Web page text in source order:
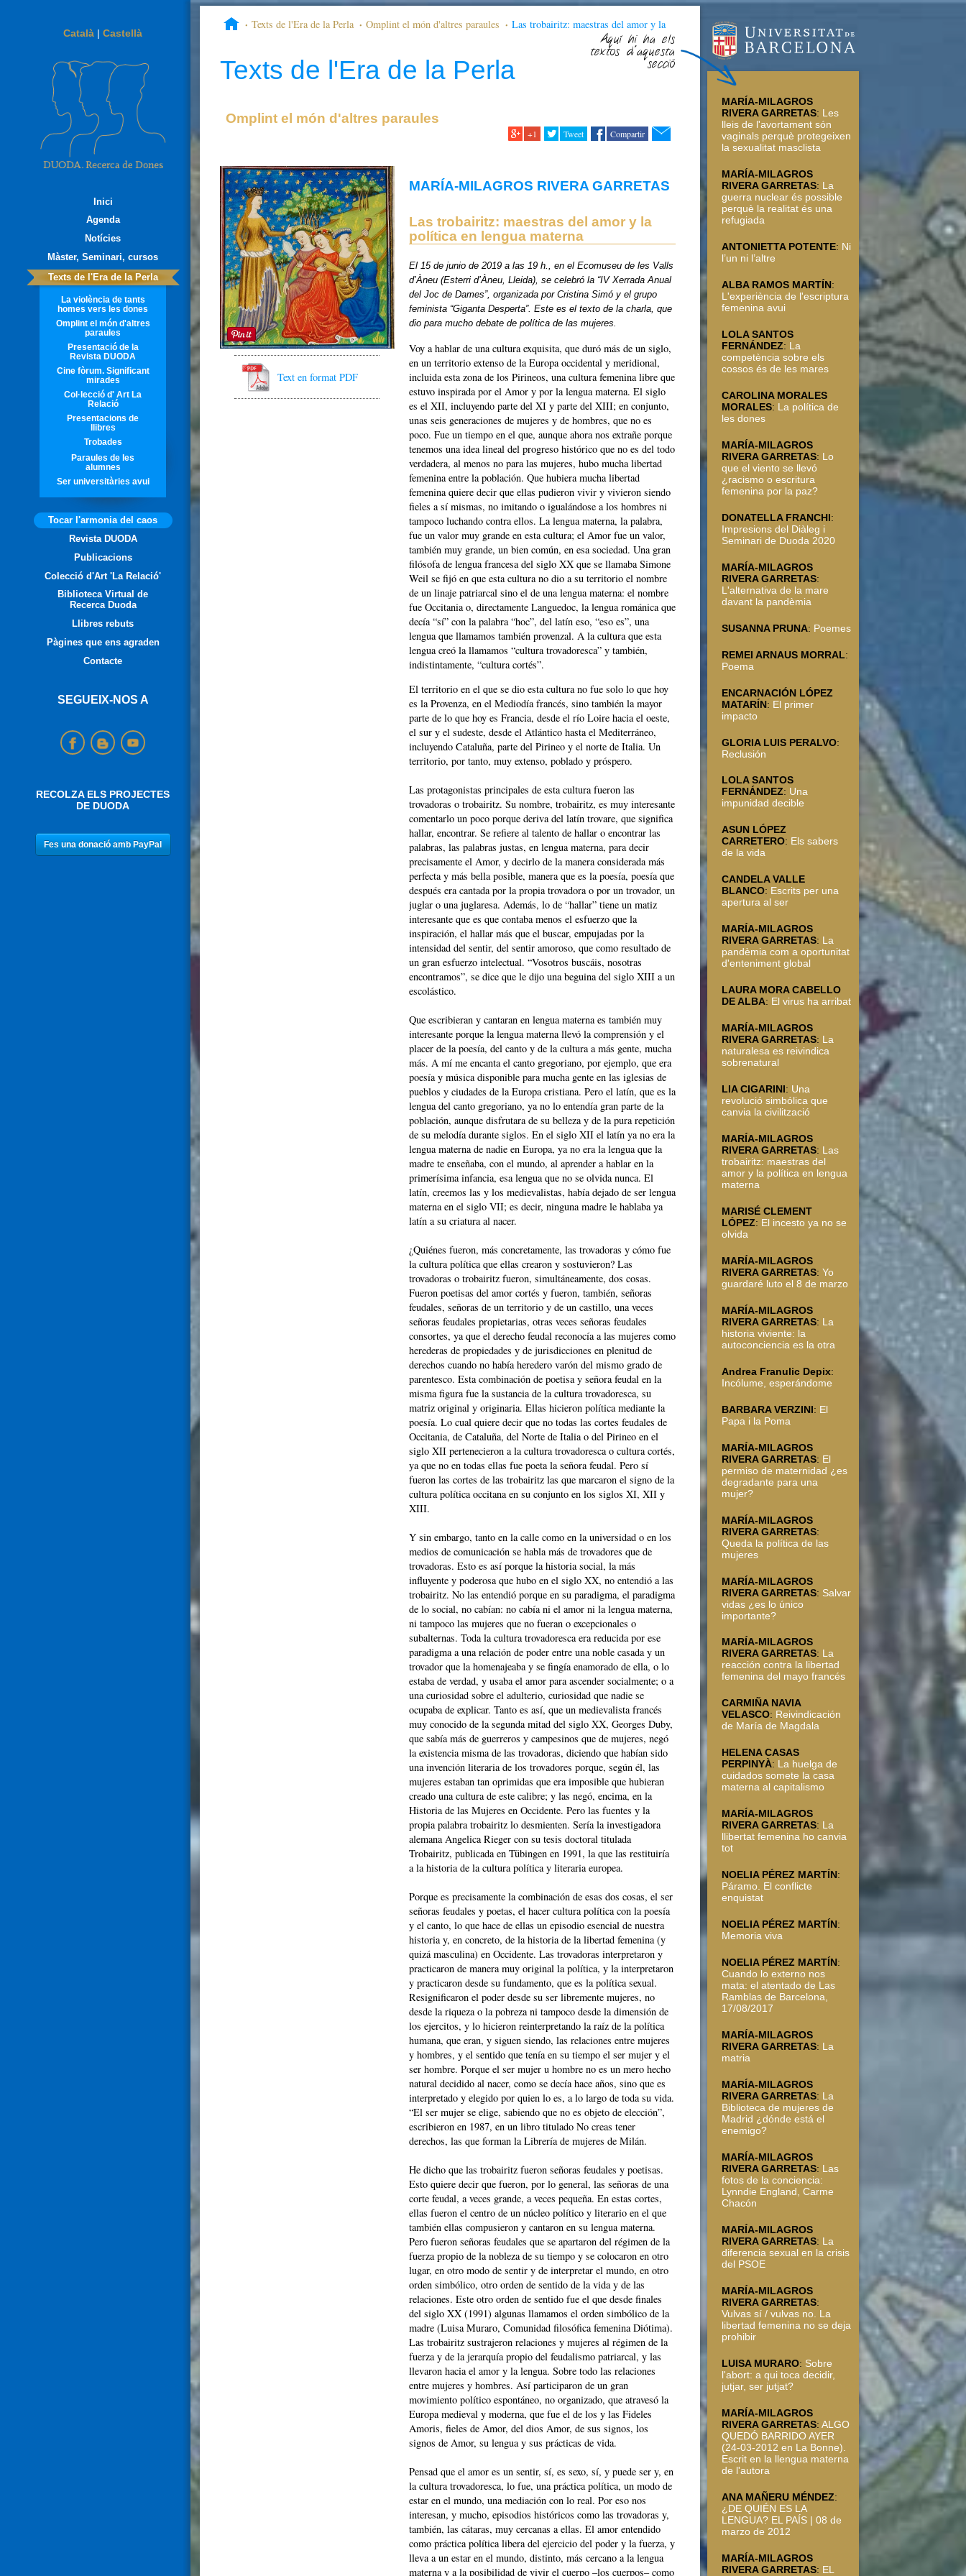
Català |Castellà
Inici
Agenda
Notícies
Màster, Seminari, cursos
Texts de l'Era de la Perla
La violència de tants
homes vers les dones
Omplint el món d'altres
paraules
Presentació de la
Revista DUODA
Cine fòrum. Significant
mirades
Col·lecció d' Art La
Relació
Presentacions de
llibres
Trobades
Paraules de les
alumnes
Ser universitàries avui
Tocar l'armonia del caos
Revista DUODA
Publicacions
Colecció d'Art 'La Relació'
Biblioteca Virtual de
Recerca Duoda
Llibres rebuts
Pàgines que ens agraden
Contacte
SEGUEIX-NOS A
RECOLZA ELS PROJECTES
DE DUODA
Texts de l'Era de la Perla Omplint el món d'altres paraules
Las trobairitz: maestras del amor y la
Aquí hi ha els
textos d'aquesta
secció
Texts de l'Era de la Perla
Omplint el món d'altres paraules
+1 Tweet Compartir
Text en format PDF
MARÍA-MILAGROS RIVERA GARRETAS
Las trobairitz: maestras del amor y la
política en lengua materna
El 15 de junio de 2019 a las 19 h., en el Ecomuseu de les Valls
d’Àneu (Esterri d’Àneu, Lleida), se celebró la “IV Xerrada Anual
del Joc de Dames”, organizada por Cristina Simó y el grupo
feminista “Giganta Desperta”. Este es el texto de la charla, que
dio para mucho debate de política de las mujeres.
Voy a hablar de una cultura exquisita, que duró más de un siglo,
en un territorio extenso de la Europa occidental y meridional,
incluida esta zona de los Pirineos, una cultura femenina libre que
estuvo inspirada por el Amor y por la lengua materna. El siglo
es el XII, incluyendo parte del XI y parte del XIII; en conjunto,
unas seis generaciones de mujeres y de hombres, que no es
poco. Fue un tiempo en el que, aunque ahora nos extrañe porque
tenemos una idea lineal del progreso histórico que no es del todo
verdadera, al menos no para las mujeres, hubo mucha libertad
femenina entre la población. Que hubiera mucha libertad
femenina quiere decir que ellas pudieron vivir y vivieron siendo
fieles a sí mismas, no imitando o igualándose a los hombres ni
tampoco luchando contra ellos. La lengua materna, la palabra,
fue un valor muy grande en esta cultura; el Amor fue un valor,
también muy grande, un bien común, en esa sociedad. Una gran
filósofa de lengua francesa del siglo XX que se llamaba Simone
Weil se fijó en que esta cultura no dio a su territorio el nombre
de un linaje patriarcal sino el de una lengua materna: el nombre
fue Occitania o, directamente Languedoc, la lengua románica que
decía “sí” con la palabra “hoc”, del latín eso, “eso es”, una
lengua que llamamos también provenzal. A la cultura que esta
lengua creó la llamamos “cultura trovadoresca” y también,
indistintamente, “cultura cortés”.
El territorio en el que se dio esta cultura no fue solo lo que hoy
es la Provenza, en el Mediodía francés, sino también la mayor
parte de lo que hoy es Francia, desde el río Loire hacia el oeste,
el sur y el sudeste, desde el Atlántico hasta el Mediterráneo,
incluyendo Cataluña, parte del Pirineo y el norte de Italia. Un
territorio, por tanto, muy extenso, poblado y próspero.
Las protagonistas principales de esta cultura fueron las
trovadoras o trobairitz. Su nombre, trobairitz, es muy interesante
comentarlo un poco porque deriva del latín trovare, que significa
hallar, encontrar. Se refiere al talento de hallar o encontrar las
palabras, las palabras justas, en lengua materna, para decir
precisamente el Amor, y decirlo de la manera considerada más
perfecta y más bella posible, manera que es la poesía, poesía que
después era cantada por la propia trovadora o por un trovador, un
juglar o una juglaresa. Además, lo de “hallar” tiene un matiz
interesante que es que contaba menos el esfuerzo que la
inspiración, el hallar más que el buscar, empujadas por la
intensidad del sentir, del sentir amoroso, que como resultado de
un gran esfuerzo intelectual. “Vosotros buscáis, nosotras
encontramos”, se dice que le dijo una beguina del siglo XIII a un
escolástico.
Que escribieran y cantaran en lengua materna es también muy
interesante porque la lengua materna llevó la comprensión y el
placer de la poesía, del canto y de la cultura a más gente, mucha
más. A mí me encanta el canto gregoriano, por ejemplo, que era
poesía y música disponible para mucha gente en las iglesias de
pueblos y ciudades de la Europa cristiana. Pero el latín, que es la
lengua del canto gregoriano, ya no lo entendía gran parte de la
población, aunque disfrutara de su belleza y de la pura repetición
de su melodía durante siglos. En el siglo XII el latín ya no era la
lengua materna de nadie en Europa, ya no era la lengua que la
madre te enseñaba, con el mundo, al aprender a hablar en la
primerísima infancia, esa lengua que no se olvida nunca. El
latín, creemos las y los medievalistas, había dejado de ser lengua
materna en el siglo VII; es decir, ninguna madre le hablaba ya
latín a su criatura al nacer.
¿Quiénes fueron, más concretamente, las trovadoras y cómo fue
la cultura política que ellas crearon y sostuvieron? Las
trovadoras o trobairitz fueron, simultáneamente, dos cosas.
Fueron poetisas del amor cortés y fueron, también, señoras
feudales, señoras de un territorio y de un castillo, una veces
señoras feudales propietarias, otras veces señoras feudales
consortes, ya que el derecho feudal reconocía a las mujeres como
herederas de propiedades y de jurisdicciones en plenitud de
derechos cuando no había heredero varón del mismo grado de
parentesco. Esta combinación de poetisa y señora feudal en la
misma figura fue la sustancia de la cultura trovadoresca, su
matriz original y originaria. Ellas hicieron política mediante la
poesía. Lo cual quiere decir que no todas las cortes feudales de
Occitania, de Cataluña, del Norte de Italia o del Pirineo en el
siglo XII pertenecieron a la cultura trovadoresca o cultura cortés,
ya que no en todas ellas fue poeta la señora feudal. Pero sí
fueron las cortes de las trobairitz las que marcaron el signo de la
cultura política occitana en su conjunto en los siglos XI, XII y
XIII.
Y sin embargo, tanto en la calle como en la universidad o en los
medios de comunicación se habla más de trovadores que de
trovadoras. Esto es así porque la historia social, la más
influyente y poderosa que hubo en el siglo XX, no entendió a las
trobairitz. No las entendió porque en su paradigma, el paradigma
de lo social, no cabían: no cabía ni el amor ni la lengua materna,
ni tampoco las mujeres que no fueran o excepcionales o
subalternas. Toda la cultura trovadoresca era reducida por ese
paradigma a una relación de poder entre una noble casada y un
trovador que la homenajeaba y se fingía enamorado de ella, o lo
estaba de verdad, y usaba el amor para ascender socialmente; o a
una curiosidad sobre el adulterio, curiosidad que nadie se
ocupaba de explicar. Tanto es así, que un medievalista francés
muy conocido de la segunda mitad del siglo XX, Georges Duby,
que sabía más de guerreros y campesinos que de mujeres, negó
la existencia misma de las trovadoras, diciendo que habían sido
una invención literaria de los trovadores porque, según él, las
mujeres estaban tan oprimidas que era imposible que hubieran
creado una cultura de este calibre; y las negó, encima, en la
Historia de las Mujeres en Occidente. Pero las fuentes y la
propia palabra trobairitz lo desmienten. Sería la investigadora
alemana Angelica Rieger con su tesis doctoral titulada
Trobairitz, publicada en Tübingen en 1991, la que las restituiría
a la historia de la cultura política y literaria europea.
Porque es precisamente la combinación de esas dos cosas, el ser
señoras feudales y poetas, el hacer cultura política con la poesía
y el canto, lo que hace de ellas un episodio esencial de nuestra
historia y, en concreto, de la historia de la libertad femenina (y
quizá masculina) en Occidente. Las trovadoras interpretaron y
practicaron de manera muy original la política, y la interpretaron
y practicaron desde su fundamento, que es la política sexual.
Resignificaron el poder desde su ser libremente mujeres, no
desde la riqueza o la pobreza ni tampoco desde la dimensión de
los ejercitos, y lo hicieron reinterpretando la raíz de la política
humana, que eran, y siguen siendo, las relaciones entre mujeres
y hombres, y el sentido que tenía en su tiempo el ser mujer y el
ser hombre. Porque el ser mujer u hombre no es un mero hecho
natural decidido al nacer, como se decía hace años, sino que es
interpretado y elegido por quien lo es, a lo largo de toda su vida.
“El ser mujer se elige, sabiendo que no es objeto de elección”,
escribieron en 1987, en un libro titulado No creas tener
derechos, las que forman la Librería de mujeres de Milán.
He dicho que las trobairitz fueron señoras feudales y poetisas.
Esto quiere decir que fueron, por lo general, las señoras de una
corte feudal, a veces grande, a veces pequeña. En estas cortes,
ellas fueron el centro de un núcleo político y literario en el que
también ellas compusieron y cantaron en su lengua materna.
Pero fueron señoras feudales que se apartaron del régimen de la
fuerza propio de la nobleza de su tiempo y se colocaron en otro
lugar, en otro modo de sentir y de interpretar el mundo, en otro
orden simbólico, otro orden de sentido de la vida y de las
relaciones. Este otro orden de sentido fue el que desde finales
del siglo XX (1991) algunas llamamos el orden simbólico de la
madre (Luisa Muraro, Comunidad filosófica femenina Diótima).
Las trobairitz sustrajeron relaciones y mujeres al régimen de la
fuerza y de la jerarquía propio del feudalismo patriarcal, y las
llevaron hacia el amor y la lengua. Sobre todo las relaciones
entre mujeres y hombres. Así participaron de un gran
movimiento político espontáneo, no organizado, que atravesó la
Europa medieval y moderna, que fue el de los y las Fideles
Amoris, fieles de Amor, del dios Amor, de sus signos, los
signos de Amor, su lengua y sus prácticas de vida.
Pensad que el amor es un sentir, sí, es sexo, sí, y puede ser y, en
la cultura trovadoresca, lo fue, una práctica política, un modo de
estar en el mundo, una mediación con lo real. Por eso nos
interesan, y mucho, episodios históricos como las trovadoras y,
también, las cátaras, muy cercanas a ellas. El amor entendido
como práctica política libera del ejercicio del poder y la fuerza, y
lleva a un estar en el mundo, distinto, más cercano a la lengua
materna y a la posibilidad de vivir el cuerpo –los cuerpos– como
MARÍA-MILAGROS
RIVERA GARRETAS: Les
lleis de l'avortament són
vaginals perquè protegeixen
la sexualitat masclista
MARÍA-MILAGROS
RIVERA GARRETAS: La
guerra nuclear és possible
perquè la realitat és una
refugiada
ANTONIETTA POTENTE: Ni
l’un ni l’altre
ALBA RAMOS MARTÍN:
L'experiència de l'escriptura
femenina avui
LOLA SANTOS
FERNÁNDEZ: La
competència sobre els
cossos és de les mares
CAROLINA MORALES
MORALES: La política de
les dones
MARÍA-MILAGROS
RIVERA GARRETAS: Lo
que el viento se llevó
¿racismo o escritura
femenina por la paz?
DONATELLA FRANCHI:
Impresions del Diàleg i
Seminari de Duoda 2020
MARÍA-MILAGROS
RIVERA GARRETAS:
L'alternativa de la mare
davant la pandèmia
SUSANNA PRUNA: Poemes
REMEI ARNAUS MORRAL:
Poema
ENCARNACIÓN LÓPEZ
MATARÍN: El primer
impacto
GLORIA LUIS PERALVO:
Reclusión
LOLA SANTOS
FERNÁNDEZ: Una
impunidad decible
ASUN LÓPEZ
CARRETERO: Els sabers
de la vida
CANDELA VALLE
BLANCO: Escrits per una
apertura al ser
MARÍA-MILAGROS
RIVERA GARRETAS: La
pandèmia com a oportunitat
d'enteniment global
LAURA MORA CABELLO
DE ALBA: El virus ha arribat
MARÍA-MILAGROS
RIVERA GARRETAS: La
naturalesa es reivindica
sobrenatural
LIA CIGARINI: Una
revolució simbólica que
canvia la civilització
MARÍA-MILAGROS
RIVERA GARRETAS: Las
trobairitz: maestras del
amor y la política en lengua
materna
MARISÉ CLEMENT
LÓPEZ: El incesto ya no se
olvida
MARÍA-MILAGROS
RIVERA GARRETAS:Yo
guardaré luto el 8 de marzo
MARÍA-MILAGROS
RIVERA GARRETAS: La
historia viviente: la
autoconciencia es la otra
Andrea Franulic Depix:
Incólume, esperándome
BARBARA VERZINI: El
Papa i la Poma
MARÍA-MILAGROS
RIVERA GARRETAS: El
permiso de maternidad ¿es
degradante para una
mujer?
MARÍA-MILAGROS
RIVERA GARRETAS:
Queda la política de las
mujeres
MARÍA-MILAGROS
RIVERA GARRETAS: Salvar
vidas ¿es lo único
importante?
MARÍA-MILAGROS
RIVERA GARRETAS: La
reacción contra la libertad
femenina del mayo francés
CARMIÑA NAVIA
VELASCO: Reivindicación
de María de Magdala
HELENA CASAS
PERPINYÀ: La huelga de
cuidados somete la casa
materna al capitalismo
MARÍA-MILAGROS
RIVERA GARRETAS: La
llibertat femenina ho canvia
tot
NOELIA PÉREZ MARTÍN:
Páramo. El conflicte
enquistat
NOELIA PÉREZ MARTÍN:
Memoria viva
NOELIA PÉREZ MARTÍN:
Cuando lo externo nos
mata: el atentado de Las
Ramblas de Barcelona,
17/08/2017
MARÍA-MILAGROS
RIVERA GARRETAS: La
matria
MARÍA-MILAGROS
RIVERA GARRETAS: La
Biblioteca de mujeres de
Madrid ¿dónde está el
enemigo?
MARÍA-MILAGROS
RIVERA GARRETAS: Las
fotos de la conciencia:
Lynndie England, Carme
Chacón
MARÍA-MILAGROS
RIVERA GARRETAS: La
diferencia sexual en la crisis
del PSOE
MARÍA-MILAGROS
RIVERA GARRETAS:
Vulvas sí / vulvas no. La
libertad femenina no se deja
prohibir
LUISA MURARO: Sobre
l'abort: a qui toca decidir,
jutjar, ser jutjat?
MARÍA-MILAGROS
RIVERA GARRETAS:ALGO
QUEDÓ BARRIDO AYER
(24-03-2012 en La Bonne).
Escrit en la llengua materna
de l'autora
ANA MAÑERU MÉNDEZ:
¿DE QUIÉN ES LA
LENGUA? EL PAÍS | 08 de
marzo de 2012
MARÍA-MILAGROS
RIVERA GARRETAS: EL